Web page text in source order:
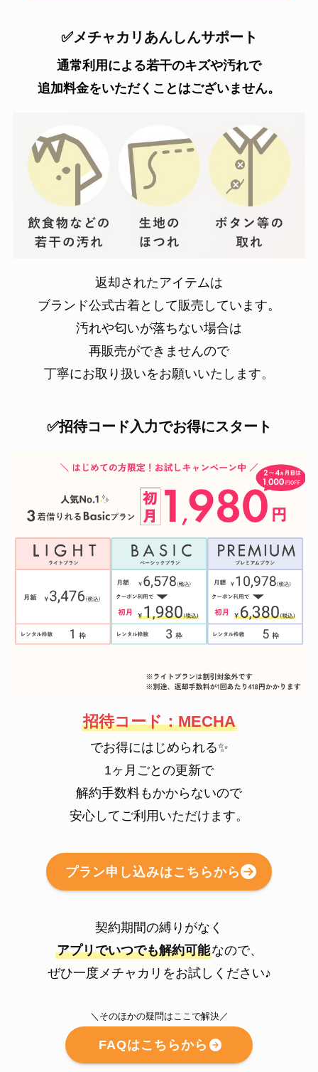
✅メチャカリあんしんサポート
通常利用による若干のキズや汚れで
追加料金をいただくことはございません。
返却されたアイテムは
ブランド公式古着として販売しています。
汚れや匂いが落ちない場合は
再販売ができませんので
丁寧にお取り扱いをお願いいたします。
✅招待コード入力でお得にスタート
招待コード：MECHA
でお得にはじめられる✨
1ヶ月ごとの更新で
解約手数料もかからないので
安心してご利用いただけます。
プラン申し込みはこちらから
契約期間の縛りがなく
アプリでいつでも解約可能なので、
ぜひ一度メチャカリをお試しください♪
＼そのほかの疑問はここで解決／
FAQはこちらから